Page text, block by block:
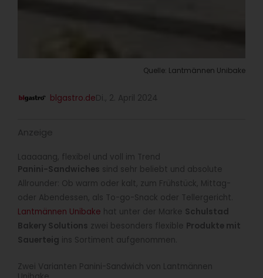
Quelle: Lantmännen Unibake
blgastro.deDi., 2. April 2024
Anzeige
Laaaaang, flexibel und voll im Trend
Panini-Sandwiches sind sehr beliebt und absolute
Allrounder: Ob warm oder kalt, zum Frühstück, Mittag-
oder Abendessen, als To-go-Snack oder Tellergericht.
Lantmännen Unibake hat unter der Marke Schulstad
Bakery Solutions zwei besonders flexible Produkte mit
Sauerteig ins Sortiment aufgenommen.
Zwei Varianten Panini-Sandwich von Lantmännen